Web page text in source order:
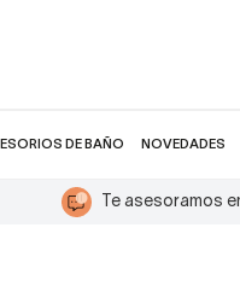
DE BAÑO NOVEDADES
Te asesoramos